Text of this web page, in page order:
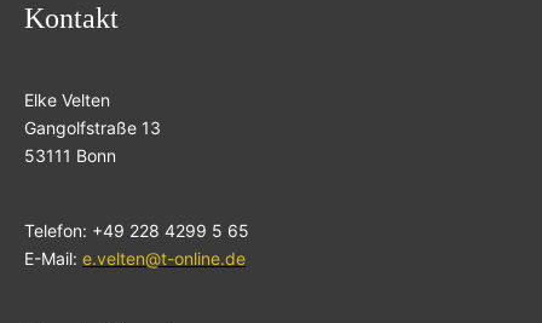
Kontakt
Elke Velten
Gangolfstraße 13
53111 Bonn
Telefon: +49 228 4299 5 65
E-Mail: e.velten@t-online.de